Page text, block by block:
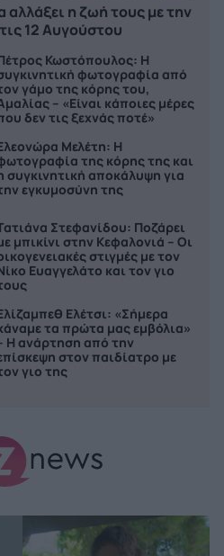
αλλάξει η ζωή τους με την
12 Αυγούστου
Κωστόπουλος: Η
φωτογραφία από
γάμο της κόρης του,
– «Είναι κάποιες μέρες
δεν τις ξεχνάς ποτέ»
Μελέτη: Η
της κόρης της και
συγκινητική αποκάλυψη για
εγκυμοσύνη της
Στεφανίδου: Ποζάρει
μπικίνι στην Κεφαλονιά – Οι
στιγμές με τον
Ευαγγελάτο και τον γιο
Ελέτσι: «Σήμερα
τα πρώτα μας εμβόλια»
Η ανάρτηση από την
στον παιδίατρο με
γιο της